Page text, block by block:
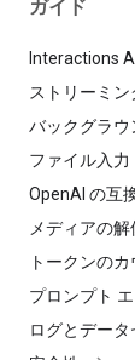
ガイド
Interactions
ストリーミン
バックグラウ
ファイル入力
OpenAI の互
メディアの解
トークンのカ
プロンプト
ログとデータ